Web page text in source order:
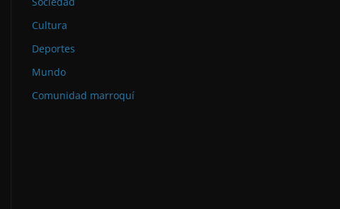
Cultura
Deportes
Mundo
Comunidad marroquí